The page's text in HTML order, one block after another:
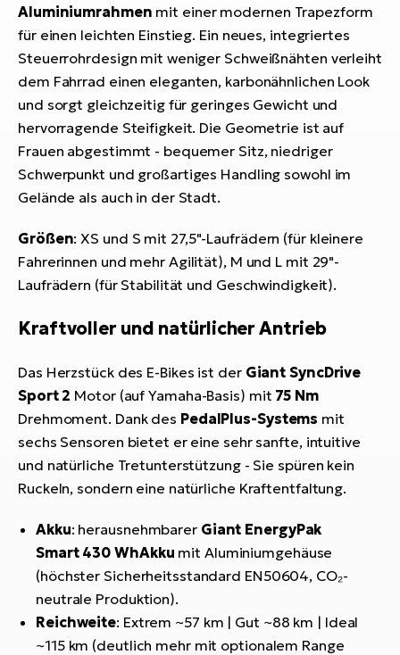
Aluminiumrahmen mit einer modernen Trapezform
für einen leichten Einstieg. Ein neues, integriertes
Steuerrohrdesign mit weniger Schweißnähten verleiht
dem Fahrrad einen eleganten, karbonähnlichen Look
und sorgt gleichzeitig für geringes Gewicht und
hervorragende Steifigkeit. Die Geometrie ist auf
Frauen abgestimmt - bequemer Sitz, niedriger
Schwerpunkt und großartiges Handling sowohl im
Gelände als auch in der Stadt.
Größen: XS und S mit 27,5"-Laufrädern (für kleinere
Fahrerinnen und mehr Agilität), M und L mit 29"-
Laufrädern (für Stabilität und Geschwindigkeit).
Kraftvoller und natürlicher Antrieb
Das Herzstück des E-Bikes ist der Giant SyncDrive
Sport 2 Motor (auf Yamaha-Basis) mit 75 Nm
Drehmoment. Dank des PedalPlus-Systems mit
sechs Sensoren bietet er eine sehr sanfte, intuitive
und natürliche Tretunterstützung - Sie spüren kein
Ruckeln, sondern eine natürliche Kraftentfaltung.
Akku: herausnehmbarer Giant EnergyPak
Smart 430 WhAkku mit Aluminiumgehäuse
(höchster Sicherheitsstandard EN50604, CO₂-
neutrale Produktion).
Reichweite: Extrem ~57 km | Gut ~88 km | Ideal
~115 km (deutlich mehr mit optionalem Range